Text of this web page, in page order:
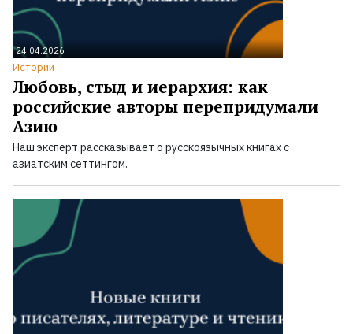
24.04.2026
Истории
Любовь, стыд и иерархия: как
российские авторы перепридумали
Азию
Наш эксперт рассказывает о русскоязычных книгах с
азиатским сеттингом.